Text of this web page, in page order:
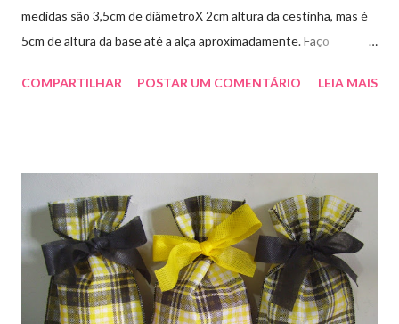
medidas são 3,5cm de diâmetroX 2cm altura da cestinha, mas é
5cm de altura da base até a alça aproximadamente. Faço
enfeitar sua festa!!! artesmania1@hotmail.com
COMPARTILHAR POSTAR UM COMENTÁRIO LEIA MAIS